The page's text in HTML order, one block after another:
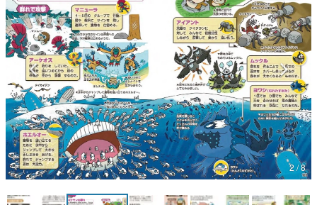
女性向け
アプリレビュー
その他
電ファミニコゲーマーとは？
運営：株式会社マレ
2 / 8